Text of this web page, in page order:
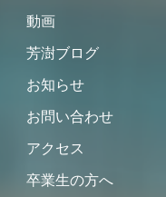
動画
芳澍ブログ
お知らせ
お問い合わせ
アクセス
卒業生の方へ